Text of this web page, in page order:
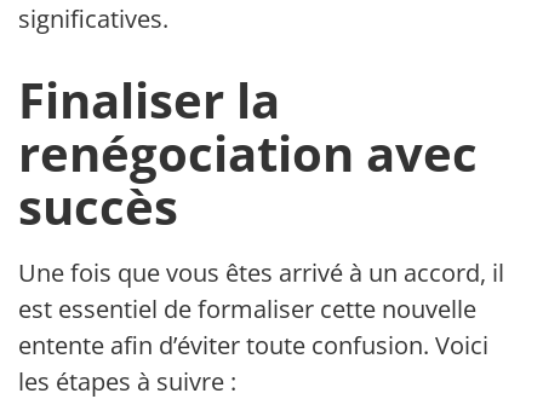
significatives.
Finaliser la
renégociation avec
succès
Une fois que vous êtes arrivé à un accord, il
est essentiel de formaliser cette nouvelle
entente afin d’éviter toute confusion. Voici
les étapes à suivre :